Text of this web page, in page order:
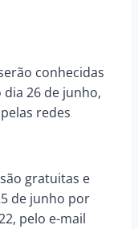
conhecidas
26 de junho,
redes
gratuitas e
de junho por
pelo e-mail